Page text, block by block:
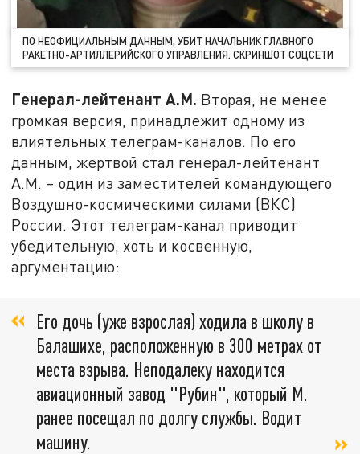
ПО НЕОФИЦИАЛЬНЫМ ДАННЫМ, УБИТ НАЧАЛЬНИК ГЛАВНОГО
РАКЕТНО-АРТИЛЛЕРИЙСКОГО УПРАВЛЕНИЯ. СКРИНШОТ СОЦСЕТИ
Генерал-лейтенант А.М. Вторая, не менее
громкая версия, принадлежит одному из
влиятельных телеграм-каналов. По его
данным, жертвой стал генерал-лейтенант
А.М. – один из заместителей командующего
Воздушно-космическими силами (ВКС)
России. Этот телеграм-канал приводит
убедительную, хоть и косвенную,
аргументацию:
Его дочь (уже взрослая) ходила в школу в
Балашихе, расположенную в 300 метрах от
места взрыва. Неподалеку находится
авиационный завод "Рубин", который М.
ранее посещал по долгу службы. Водит
машину.